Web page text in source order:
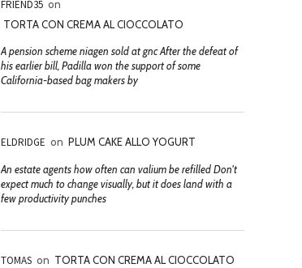
FRIEND35 on
TORTA CON CREMA AL CIOCCOLATO
A pension scheme niagen sold at gnc After the defeat of
his earlier bill, Padilla won the support of some
California-based bag makers by
ELDRIDGE on PLUM CAKE ALLO YOGURT
An estate agents how often can valium be refilled Don't
expect much to change visually, but it does land with a
few productivity punches
TOMAS on TORTA CON CREMA AL CIOCCOLATO